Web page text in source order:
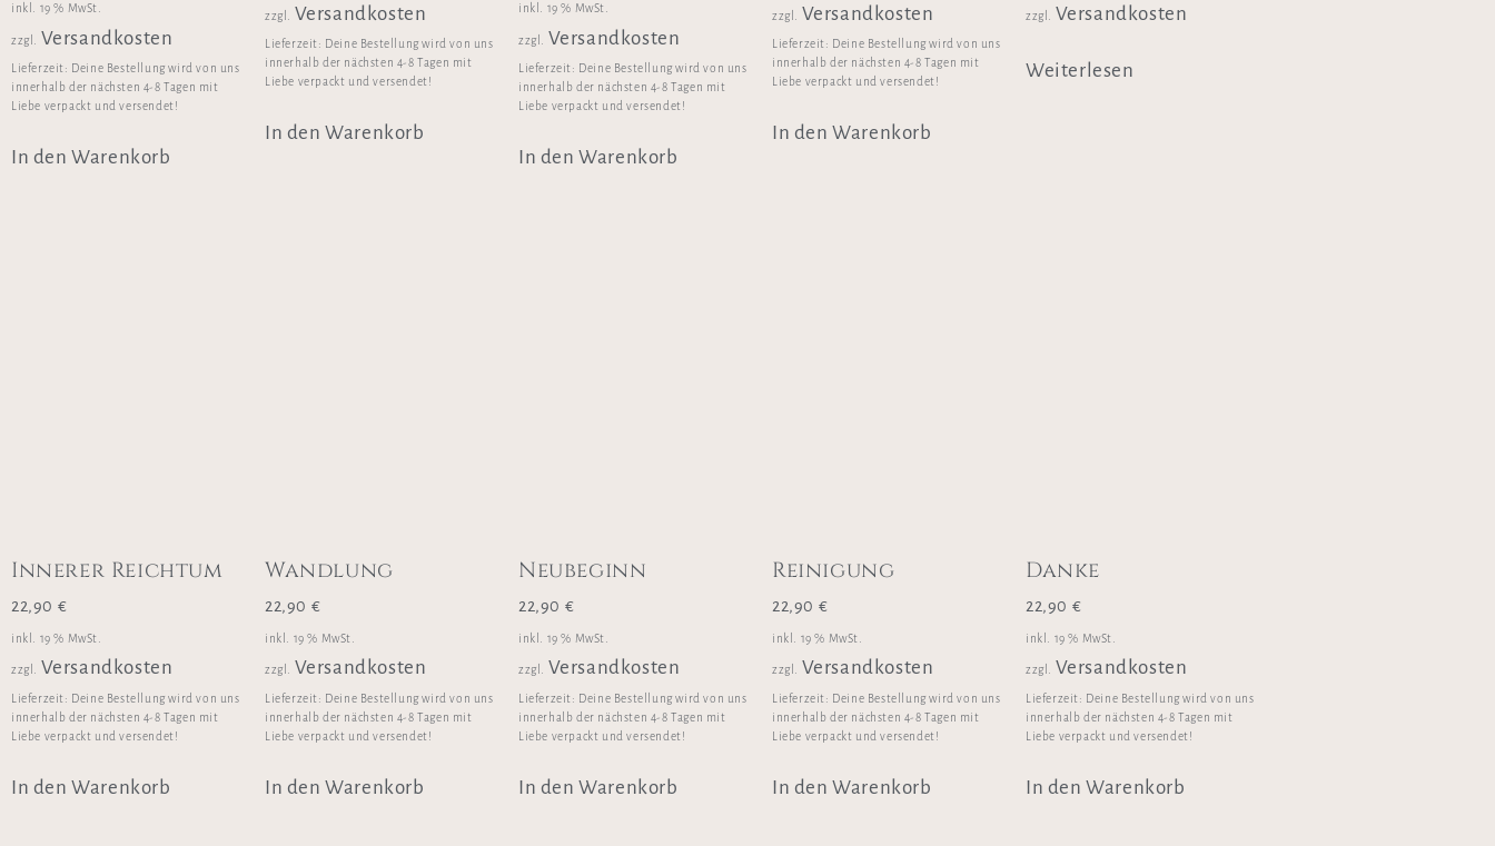
inkl. 19 % MwSt.
zzgl. Versandkosten
Lieferzeit: Deine Bestellung wird von uns
innerhalb der nächsten 4-8 Tagen mit
Liebe verpackt und versendet!
In den Warenkorb
zzgl. Versandkosten
Lieferzeit: Deine Bestellung wird von uns
innerhalb der nächsten 4-8 Tagen mit
Liebe verpackt und versendet!
In den Warenkorb
inkl. 19 % MwSt.
zzgl. Versandkosten
Lieferzeit: Deine Bestellung wird von uns
innerhalb der nächsten 4-8 Tagen mit
Liebe verpackt und versendet!
In den Warenkorb
zzgl. Versandkosten
Lieferzeit: Deine Bestellung wird von uns
innerhalb der nächsten 4-8 Tagen mit
Liebe verpackt und versendet!
In den Warenkorb
zzgl. Versandkosten
Weiterlesen
Innerer Reichtum
22,90 €
inkl. 19 % MwSt.
zzgl. Versandkosten
Lieferzeit: Deine Bestellung wird von uns
innerhalb der nächsten 4-8 Tagen mit
Liebe verpackt und versendet!
In den Warenkorb
Wandlung
22,90 €
inkl. 19 % MwSt.
zzgl. Versandkosten
Lieferzeit: Deine Bestellung wird von uns
innerhalb der nächsten 4-8 Tagen mit
Liebe verpackt und versendet!
In den Warenkorb
Neubeginn
22,90 €
inkl. 19 % MwSt.
zzgl. Versandkosten
Lieferzeit: Deine Bestellung wird von uns
innerhalb der nächsten 4-8 Tagen mit
Liebe verpackt und versendet!
In den Warenkorb
Reinigung
22,90 €
inkl. 19 % MwSt.
zzgl. Versandkosten
Lieferzeit: Deine Bestellung wird von uns
innerhalb der nächsten 4-8 Tagen mit
Liebe verpackt und versendet!
In den Warenkorb
Danke
22,90 €
inkl. 19 % MwSt.
zzgl. Versandkosten
Lieferzeit: Deine Bestellung wird von uns
innerhalb der nächsten 4-8 Tagen mit
Liebe verpackt und versendet!
In den Warenkorb